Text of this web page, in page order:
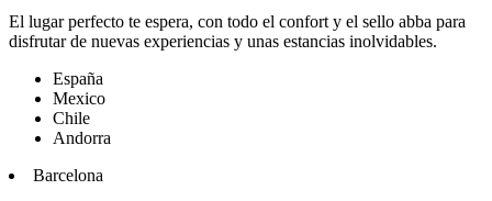
El lugar perfecto te espera, con todo el confort y el sello abba para
disfrutar de nuevas experiencias y unas estancias inolvidables.
España
Mexico
Chile
Andorra
Barcelona